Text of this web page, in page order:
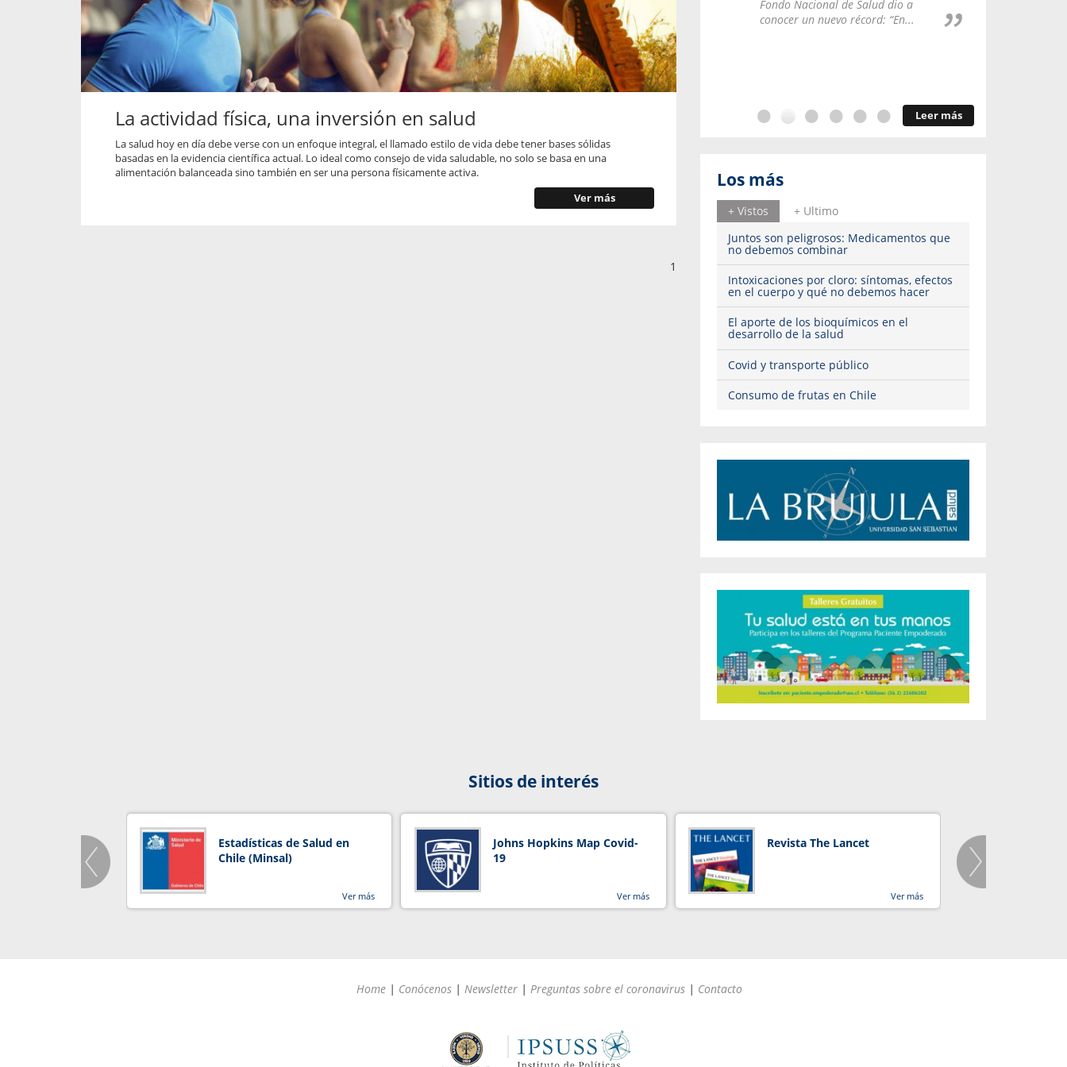
La actividad física, una inversión en salud
La salud hoy en día debe verse con un enfoque integral, el llamado estilo de vida debe tener bases sólidas
basadas en la evidencia científica actual. Lo ideal como consejo de vida saludable, no solo se basa en una
alimentación balanceada sino también en ser una persona físicamente activa.
Ver más
1
entregados por la
sobre viajes al extranjero
que deben hacer...
propaga a un gran número de...
enfermedades periodontales. Sin
embargo, estas son las...
Fondo Nacional de Salud dio a
conocer un nuevo récord: “En...
Leer más
Los más
+ Vistos
+ Ultimo
Juntos son peligrosos: Medicamentos que
no debemos combinar
Intoxicaciones por cloro: síntomas, efectos
en el cuerpo y qué no debemos hacer
El aporte de los bioquímicos en el
desarrollo de la salud
Covid y transporte público
Consumo de frutas en Chile
Sitios de interés
Estadísticas de Salud en
Chile (Minsal)
Ver más
Johns Hopkins Map Covid-
19
Ver más
Revista The Lancet
Ver más
Home | Conócenos | Newsletter | Preguntas sobre el coronavirus | Contacto